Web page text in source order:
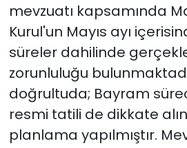
mevzuatı kapsamında
Kurul'un Mayıs ayı
süreler dahilinde
zorunluluğu
doğrultuda; Bayram
resmi tatili de dikkate
planlama yapılmıştır.